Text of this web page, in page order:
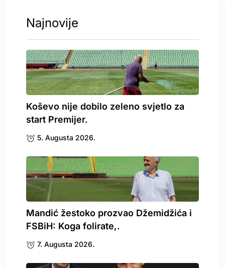
Najnovije
Koševo nije dobilo zeleno svjetlo za
start Premijer.
5. Augusta 2026.
Mandić žestoko prozvao Džemidžića i
FSBiH: Koga folirate,.
7. Augusta 2026.